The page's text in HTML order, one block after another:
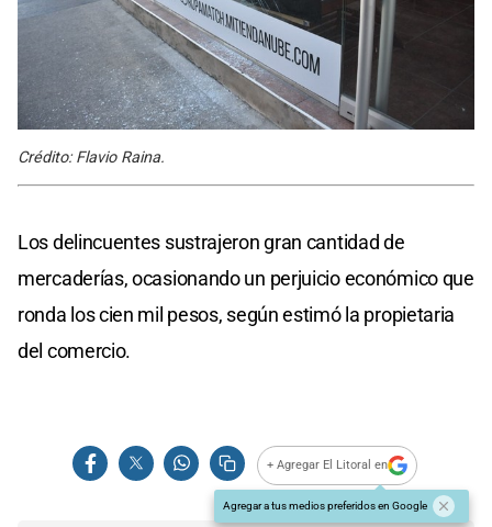
Crédito: Flavio Raina.
Los delincuentes sustrajeron gran cantidad de
mercaderías, ocasionando un perjuicio económico que
ronda los cien mil pesos, según estimó la propietaria
del comercio.
+ Agregar El Litoral en
Agregar a tus medios preferidos en Google